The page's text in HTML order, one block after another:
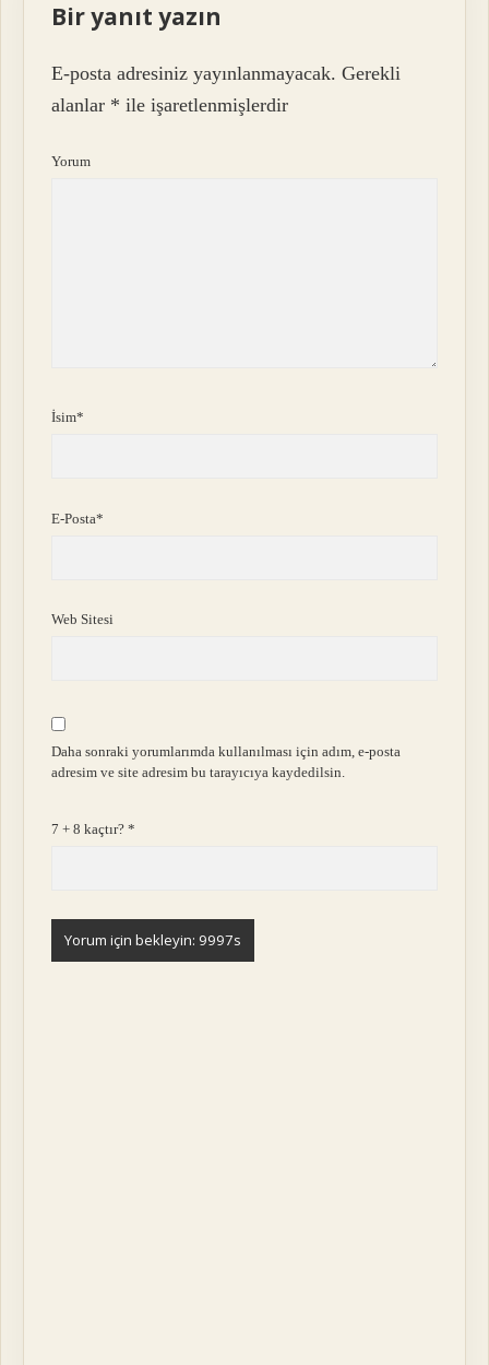
Bir yanıt yazın
E-posta adresiniz yayınlanmayacak. Gerekli
alanlar * ile işaretlenmişlerdir
Yorum
İsim*
E-Posta*
Web Sitesi
Daha sonraki yorumlarımda kullanılması için adım, e-posta
adresim ve site adresim bu tarayıcıya kaydedilsin.
7 + 8 kaçtır?*